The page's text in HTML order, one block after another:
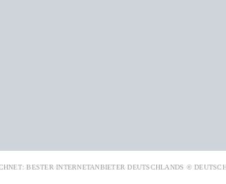
BESTER INTERNETANBIETER DEUTSCHLANDS ©